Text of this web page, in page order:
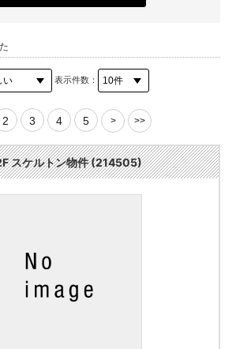
表示件数：
2 3 4 5 > >>
スケルトン物件 (214505)